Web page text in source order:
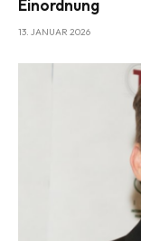
Einordnung
13. JANUAR 2026